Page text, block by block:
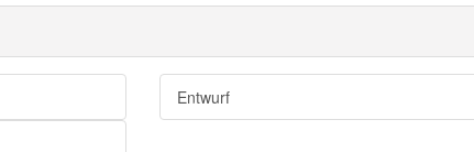
Zusammenfassung
Entwurf